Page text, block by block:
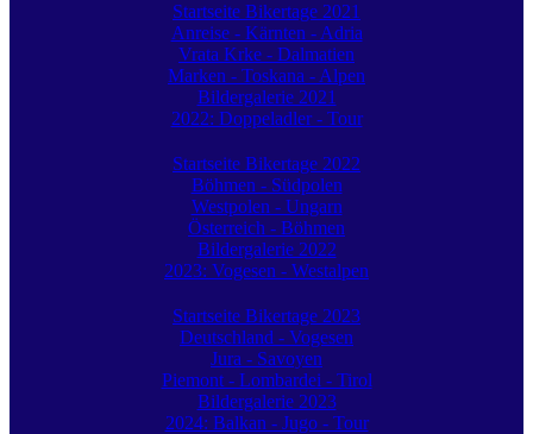
Startseite Bikertage 2021
Anreise - Kärnten - Adria
Vrata Krke - Dalmatien
Marken - Toskana - Alpen
Bildergalerie 2021
2022: Doppeladler - Tour
Startseite Bikertage 2022
Böhmen - Südpolen
Westpolen - Ungarn
Österreich - Böhmen
Bildergalerie 2022
2023: Vogesen - Westalpen
Startseite Bikertage 2023
Deutschland - Vogesen
Jura - Savoyen
Piemont - Lombardei - Tirol
Bildergalerie 2023
2024: Balkan - Jugo - Tour